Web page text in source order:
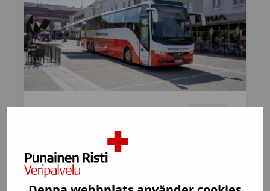
Nära människorna och vardagen –
redan 10 000 blodgivningar i
Blodgivningsbussen